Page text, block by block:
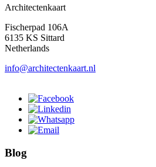
Architectenkaart
Fischerpad 106A
6135 KS Sittard
Netherlands
info@architectenkaart.nl
Blog